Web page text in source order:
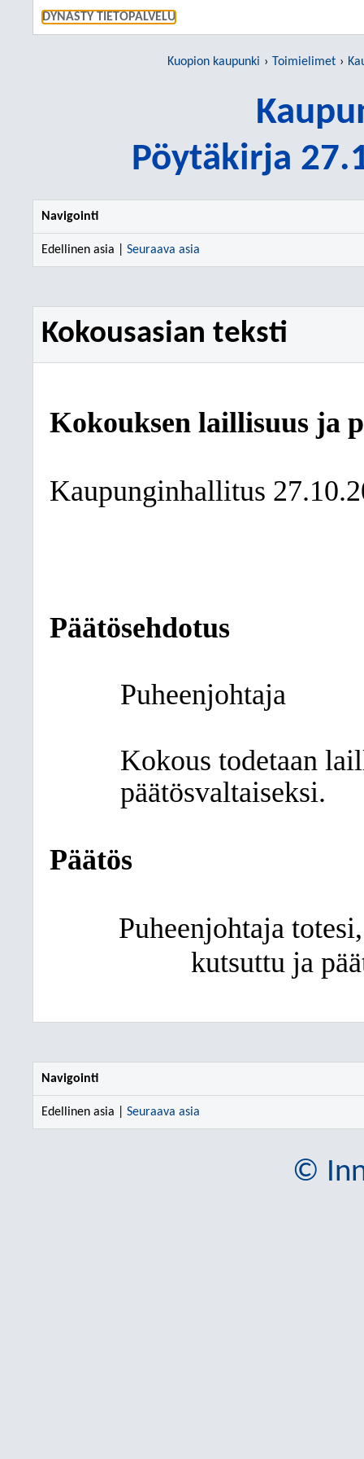
DYNASTY TIETOPALVELU
Kuopion kaupunki Toimielimet
Pöytäkirja
Navigointi
Edellinen asia | Seuraava asia
Kokousasian teksti
Kokouksen laillisuus ja
Kaupunginhallitus
Päätösehdotus
Puheenjohtaja
Kokous todetaan
päätösvaltaiseksi.
Päätös
Puheenjohtaja
kutsuttu ja
Navigointi
Edellinen asia | Seuraava asia
©